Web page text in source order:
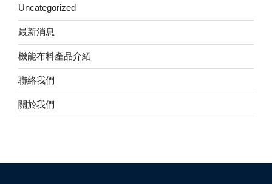
Uncategorized
最新消息
機能布料產品介紹
聯絡我們
關於我們